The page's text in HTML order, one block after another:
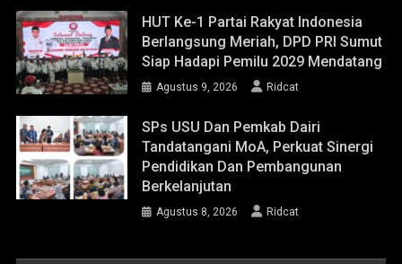
HUT Ke-1 Partai Rakyat Indonesia
Berlangsung Meriah, DPD PRI Sumut
Siap Hadapi Pemilu 2029 Mendatang
Agustus 9, 2026 Ridcat
SPs USU Dan Pemkab Dairi
Tandatangani MoA, Perkuat Sinergi
Pendidikan Dan Pembangunan
Berkelanjutan
Agustus 8, 2026 Ridcat